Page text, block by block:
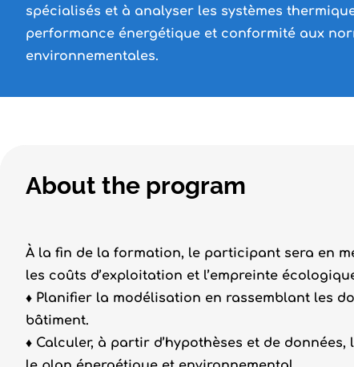
spécialisés et à analyser les systèmes
performance énergétique et conformité aux
environnementales.
About the program
À la fin de la formation, le participant sera en
les coûts d’exploitation et l’empreinte
♦ Planifier la modélisation en rassemblant les
bâtiment.
♦ Calculer, à partir d’hypothèses et de